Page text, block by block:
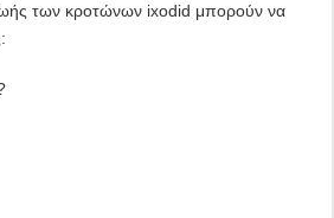
των κροτώνων ixodid μπορούν να